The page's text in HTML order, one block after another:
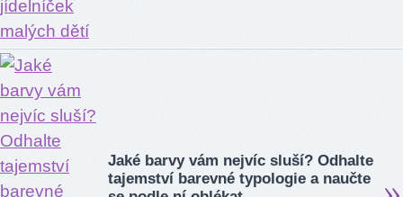
Jaké barvy vám nejvíc sluší? Odhalte
tajemství barevné typologie a naučte